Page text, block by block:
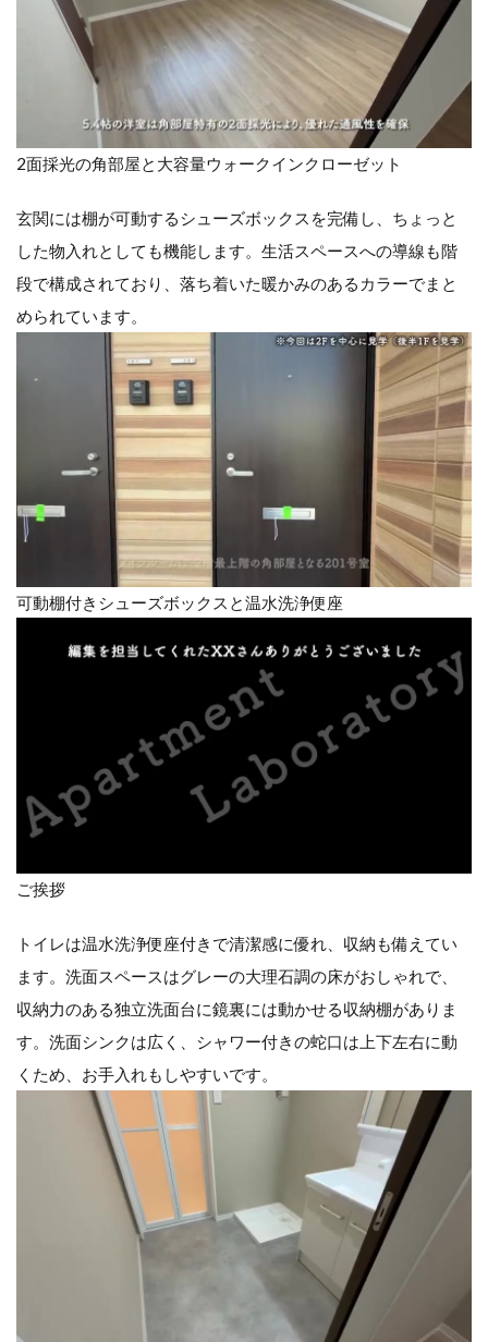
2面採光の角部屋と大容量ウォークインクローゼット
玄関には棚が可動するシューズボックスを完備し、ちょっと
した物入れとしても機能します。生活スペースへの導線も階
段で構成されており、落ち着いた暖かみのあるカラーでまと
められています。
可動棚付きシューズボックスと温水洗浄便座
ご挨拶
トイレは温水洗浄便座付きで清潔感に優れ、収納も備えてい
ます。洗面スペースはグレーの大理石調の床がおしゃれで、
収納力のある独立洗面台に鏡裏には動かせる収納棚がありま
す。洗面シンクは広く、シャワー付きの蛇口は上下左右に動
くため、お手入れもしやすいです。